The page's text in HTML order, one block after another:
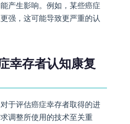
产生影响。例如，某些癌症
强，这可能导致更严重的认
幸存者认知康复
于评估癌症幸存者取得的进
调整所使用的技术至关重